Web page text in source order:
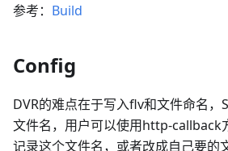
参考： Build
Config
DVR的难点在于写入flv和文件命名，
文件名，用户可以使用http-callback
记录这个文件名，或者改成自己要的